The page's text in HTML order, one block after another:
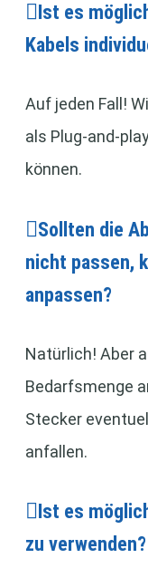
Ist es
Kabels
Auf jeden Fall!
als Plug-and-
können.
Sollten die
nicht passen,
anpassen?
Natürlich! Aber
Bedarfsmenge
Stecker
anfallen.
Ist es
zu verwenden?